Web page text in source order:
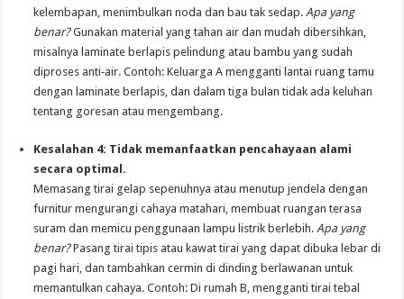
kelembapan, menimbulkan noda dan bau tak sedap.Apa yang
benar?Gunakan material yang tahan air dan mudah dibersihkan,
misalnya laminate berlapis pelindung atau bambu yang sudah
diproses anti‑air. Contoh: Keluarga A mengganti lantai ruang tamu
dengan laminate berlapis, dan dalam tiga bulan tidak ada keluhan
tentang goresan atau mengembang.
Kesalahan 4: Tidak memanfaatkan pencahayaan alami
secara optimal.
Memasang tirai gelap sepenuhnya atau menutup jendela dengan
furnitur mengurangi cahaya matahari, membuat ruangan terasa
suram dan memicu penggunaan lampu listrik berlebih.Apa yang
benar?Pasang tirai tipis atau kawat tirai yang dapat dibuka lebar di
pagi hari, dan tambahkan cermin di dinding berlawanan untuk
memantulkan cahaya. Contoh: Di rumah B, mengganti tirai tebal